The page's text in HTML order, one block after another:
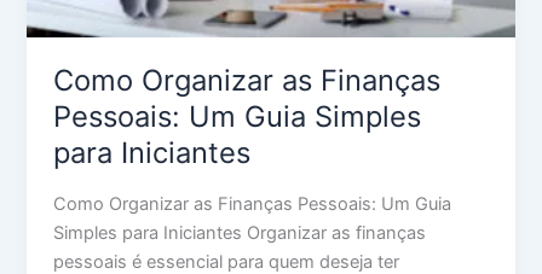
Como Organizar as Finanças
Pessoais: Um Guia Simples
para Iniciantes
Como Organizar as Finanças Pessoais: Um Guia
Simples para Iniciantes Organizar as finanças
pessoais é essencial para quem deseja ter